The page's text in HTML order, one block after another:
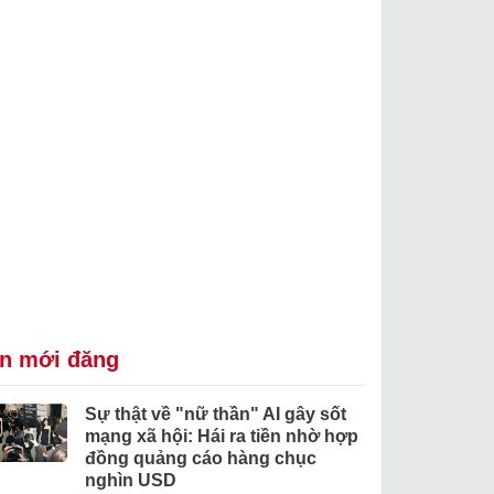
mới đăng
Sự thật về "nữ thần" AI gây sốt
mạng xã hội: Hái ra tiền nhờ hợp
đồng quảng cáo hàng chục
nghìn USD